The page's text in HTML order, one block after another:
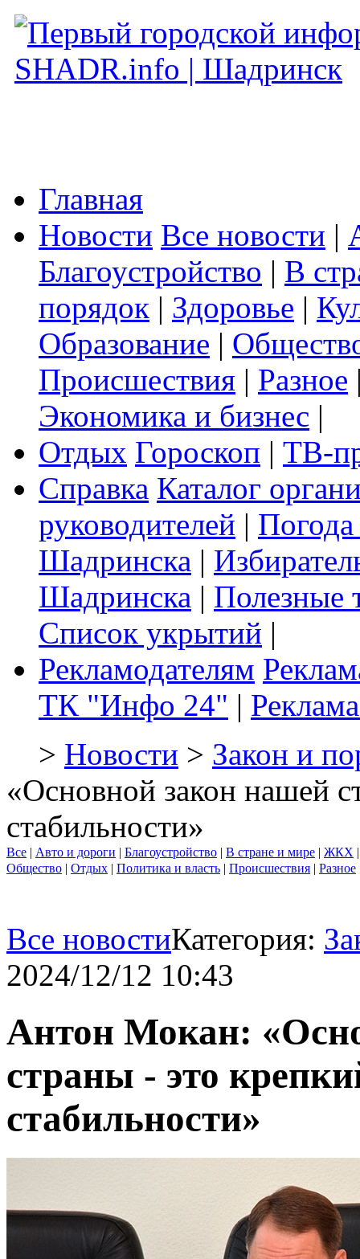
Главная
Новости Все новости |
Благоустройство | В
порядок | Здоровье |
Образование |
Происшествия | Разное
Экономика и бизнес |
Отдых Гороскоп | ТВ-
Справка Каталог
руководителей |
Шадринска |
Шадринска | Полезные
Список укрытий |
Рекламодателям
ТК "Инфо 24" |
> Новости > Закон и
«Основной закон нашей
стабильности»
Все | Авто и дороги | Благоустройство | В стране и мире | ЖКХ
Общество | Отдых | Политика и власть | Происшествия | Разное
Все новостиКатегория:
2024/12/12 10:43
Антон Мокан:
страны - это
стабильности»